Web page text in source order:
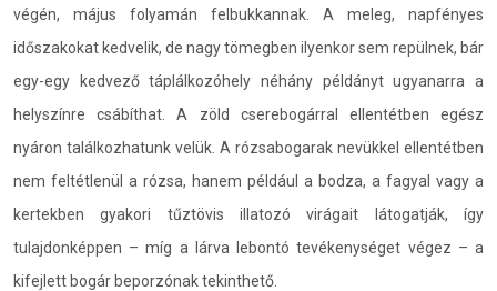
végén, május folyamán felbukkannak. A meleg, napfényes
időszakokat kedvelik, de nagy tömegben ilyenkor sem repülnek, bár
egy-egy kedvező táplálkozóhely néhány példányt ugyanarra a
helyszínre csábíthat. A zöld cserebogárral ellentétben egész
nyáron találkozhatunk velük. A rózsabogarak nevükkel ellentétben
nem feltétlenül a rózsa, hanem például a bodza, a fagyal vagy a
kertekben gyakori tűztövis illatozó virágait látogatják, így
tulajdonképpen – míg a lárva lebontó tevékenységet végez – a
kifejlett bogár beporzónak tekinthető.